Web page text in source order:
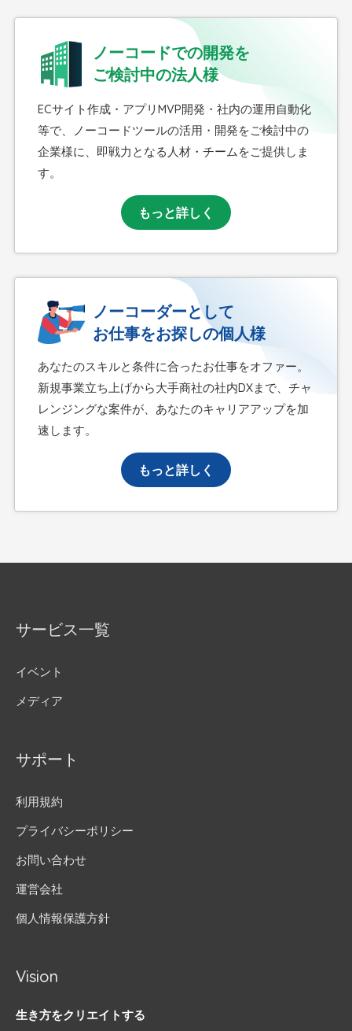
ノーコードでの開発を
ご検討中の法人様
ECサイト作成・アプリMVP開発・社内の運用自動化
等で、ノーコードツールの活用・開発をご検討中の
企業様に、即戦力となる人材・チームをご提供しま
す。
もっと詳しく
ノーコーダーとして
お仕事をお探しの個人様
あなたのスキルと条件に合ったお仕事をオファー。
新規事業立ち上げから大手商社の社内DXまで、チャ
レンジングな案件が、あなたのキャリアアップを加
速します。
もっと詳しく
サービス一覧
イベント
メディア
サポート
利用規約
プライバシーポリシー
お問い合わせ
運営会社
個人情報保護方針
Vision
生き方をクリエイトする